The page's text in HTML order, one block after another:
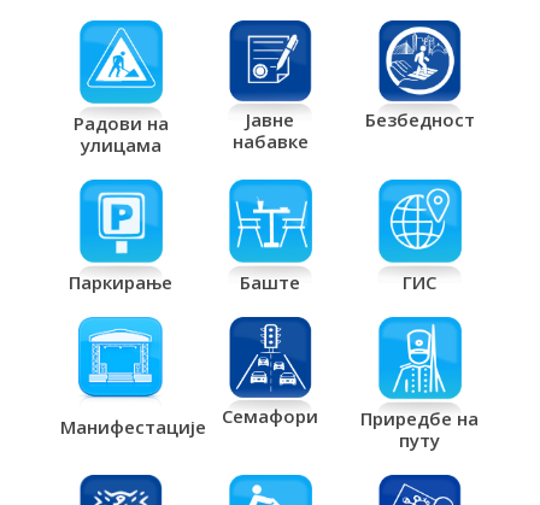
Радови на
улицама
Јавне
набавке
Безбедност
Паркирање Баште ГИС
Манифестације Семафори
Приредбе на
путу